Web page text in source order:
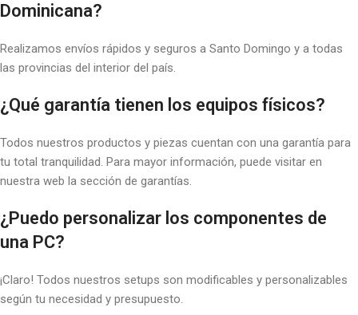
Dominicana?
Realizamos envíos rápidos y seguros a Santo Domingo y a todas
las provincias del interior del país.
¿Qué garantía tienen los equipos físicos?
Todos nuestros productos y piezas cuentan con una garantía para
tu total tranquilidad. Para mayor información, puede visitar en
nuestra web la sección de garantías.
¿Puedo personalizar los componentes de
una PC?
¡Claro! Todos nuestros setups son modificables y personalizables
según tu necesidad y presupuesto.